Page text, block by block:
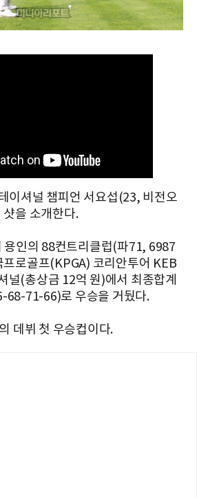
이셔널 챔피언 서요섭(23, 비전오
을 소개한다.
용인의 88컨트리클럽(파71, 6987
로골프(KPGA) 코리안투어 KEB
널(총상금 12억 원)에서 최종합계
68-71-66)로 우승을 거뒀다.
데뷔 첫 우승컵이다.